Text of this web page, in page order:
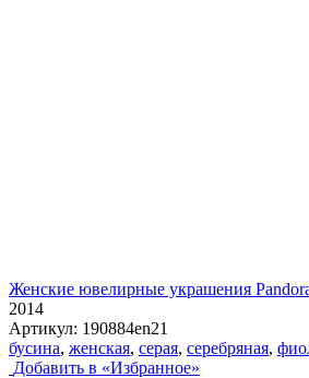
Женские ювелирные украшения
2014
Артикул: 190884en21
бусина, женская, серая, серебряная,
Добавить в «Избранное»